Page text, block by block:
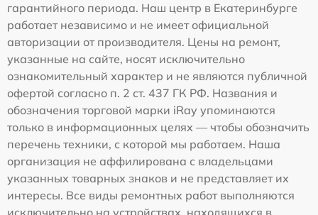
гарантийного периода. Наш центр в Екатеринбурге
работает независимо и не имеет официальной
авторизации от производителя. Цены на ремонт,
указанные на сайте, носят исключительно
ознакомительный характер и не являются публичной
офертой согласно п. 2 ст. 437 ГК РФ. Названия и
обозначения торговой марки iRay упоминаются
только в информационных целях — чтобы обозначить
перечень техники, с которой мы работаем. Наша
организация не аффилирована с владельцами
указанных товарных знаков и не представляет их
интересы. Все виды ремонтных работ выполняются